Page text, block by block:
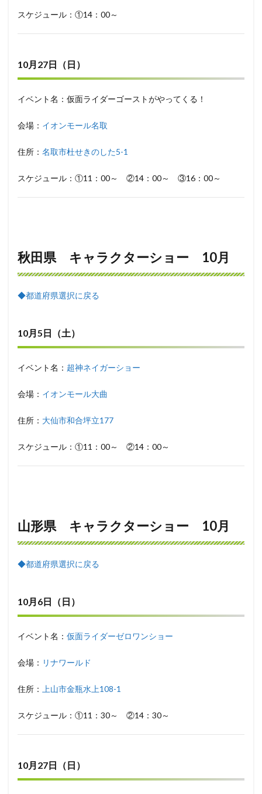
スケジュール：①14：00～
10月27日（日）
イベント名：仮面ライダーゴーストがやってくる！
会場： イオンモール名取
住所： 名取市杜せきのした5-1
スケジュール：①11：00～ ②14：00～ ③16：00～
秋田県 キャラクターショー 10月
◆都道府県選択に戻る
10月5日（土）
イベント名： 超神ネイガーショー
会場： イオンモール大曲
住所： 大仙市和合坪立177
スケジュール：①11：00～ ②14：00～
山形県 キャラクターショー 10月
◆都道府県選択に戻る
10月6日（日）
イベント名： 仮面ライダーゼロワンショー
会場： リナワールド
住所： 上山市金瓶水上108-1
スケジュール：①11：30～ ②14：30～
10月27日（日）